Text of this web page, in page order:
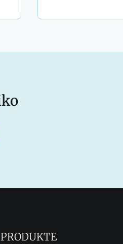
PRODUKTE